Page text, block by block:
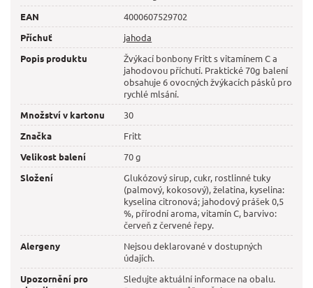
EAN
4000607529702
Příchuť
jahoda
Popis produktu
Žvýkací bonbony Fritt s vitamínem C a
jahodovou příchutí. Praktické 70g balení
obsahuje 6 ovocných žvýkacích pásků pro
rychlé mlsání.
Množství v kartonu
30
Značka
Fritt
Velikost balení
70 g
Složení
Glukózový sirup, cukr, rostlinné tuky
(palmový, kokosový), želatina, kyselina:
kyselina citronová; jahodový prášek 0,5
%, přírodní aroma, vitamín C, barvivo:
červeň z červené řepy.
Alergeny
Nejsou deklarované v dostupných
údajích.
Upozornění pro
Sledujte aktuální informace na obalu.